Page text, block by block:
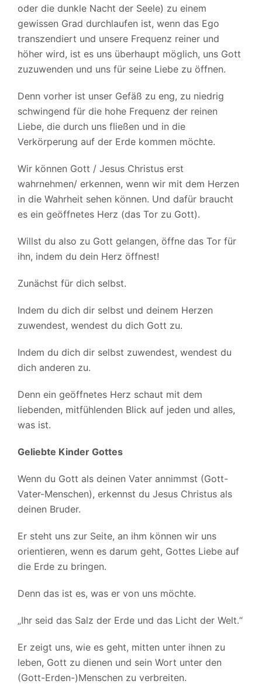
oder die dunkle Nacht der Seele) zu einem
gewissen Grad durchlaufen ist, wenn das Ego
transzendiert und unsere Frequenz reiner und
höher wird, ist es uns überhaupt möglich, uns Gott
zuzuwenden und uns für seine Liebe zu öffnen.
Denn vorher ist unser Gefäß zu eng, zu niedrig
schwingend für die hohe Frequenz der reinen
Liebe, die durch uns fließen und in die
Verkörperung auf der Erde kommen möchte.
Wir können Gott / Jesus Christus erst
wahrnehmen/ erkennen, wenn wir mit dem Herzen
in die Wahrheit sehen können. Und dafür braucht
es ein geöffnetes Herz (das Tor zu Gott).
Willst du also zu Gott gelangen, öffne das Tor für
ihn, indem du dein Herz öffnest!
Zunächst für dich selbst.
Indem du dich dir selbst und deinem Herzen
zuwendest, wendest du dich Gott zu.
Indem du dich dir selbst zuwendest, wendest du
dich anderen zu.
Denn ein geöffnetes Herz schaut mit dem
liebenden, mitfühlenden Blick auf jeden und alles,
was ist.
Geliebte Kinder Gottes
Wenn du Gott als deinen Vater annimmst (Gott-
Vater-Menschen), erkennst du Jesus Christus als
deinen Bruder.
Er steht uns zur Seite, an ihm können wir uns
orientieren, wenn es darum geht, Gottes Liebe auf
die Erde zu bringen.
Denn das ist es, was er von uns möchte.
„Ihr seid das Salz der Erde und das Licht der Welt.“
Er zeigt uns, wie es geht, mitten unter ihnen zu
leben, Gott zu dienen und sein Wort unter den
(Gott-Erden-)Menschen zu verbreiten.